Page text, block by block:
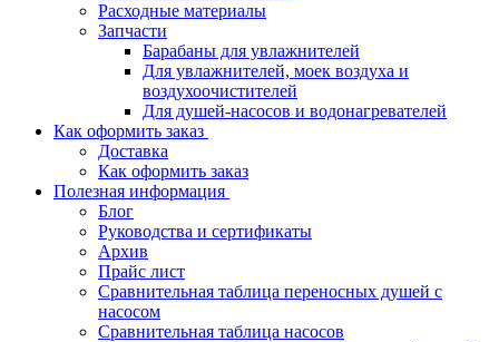
Расходные материалы
Запчасти
Барабаны для увлажнителей
Для увлажнителей, моек воздуха и
воздухоочистителей
Для душей-насосов и водонагревателей
Как оформить заказ
Доставка
Как оформить заказ
Полезная информация
Блог
Руководства и сертификаты
Архив
Прайс лист
Сравнительная таблица переносных душей с
насосом
Сравнительная таблица насосов